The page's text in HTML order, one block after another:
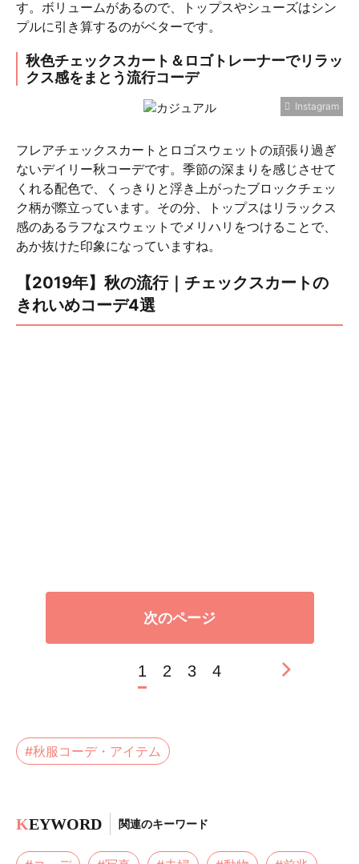
す。ボリュームがあるので、トップスやシューズはシン
プルに引き算するのがベターです。
秋色チェックスカート＆ロゴトレーナーでリラッ
クス感をまとう流行コーデ
Instagram
フレアチェックスカートとロゴスウェットの頑張り過ぎ
ないデイリー秋コーデです。季節の深まりを感じさせて
くれる配色で、くっきりと浮き上がったブロックチェッ
ク柄が際立っています。その分、トップスはリラックス
感のあるラフなスウェットでメリハリをつけることで、
あか抜けた印象になっていますね。
【2019年】秋の流行｜チェックスカートの
きれいめコーデ4選
次のページ
1 2 3 4
#秋服コーデ・アイテム
KEYWORD 関連のキーワード